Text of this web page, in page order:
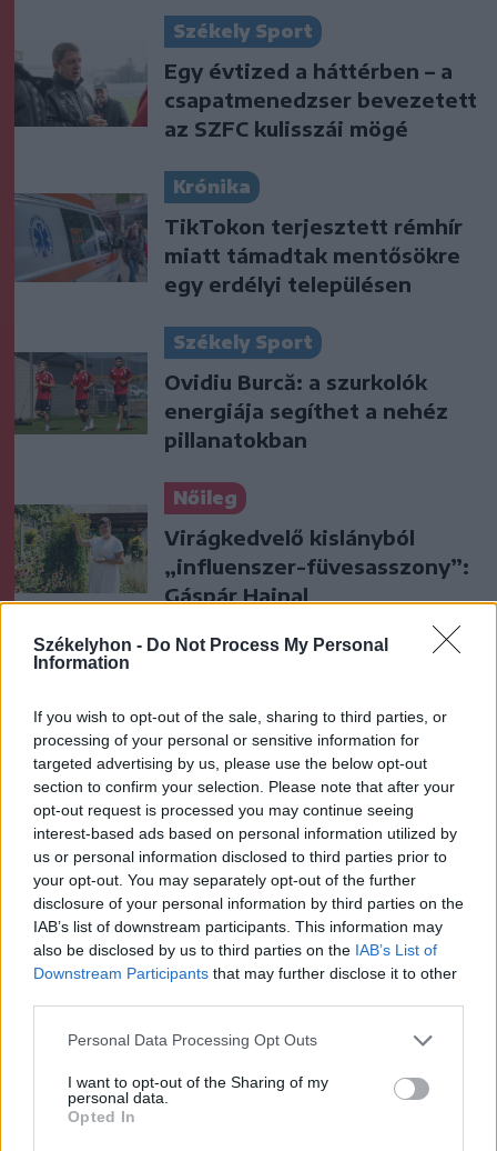
Székelyhon - Do Not Process My Personal
Information
If you wish to opt-out of the sale, sharing to third parties, or
processing of your personal or sensitive information for
targeted advertising by us, please use the below opt-out
section to confirm your selection. Please note that after your
opt-out request is processed you may continue seeing
interest-based ads based on personal information utilized by
us or personal information disclosed to third parties prior to
your opt-out. You may separately opt-out of the further
disclosure of your personal information by third parties on the
IAB’s list of downstream participants. This information may
also be disclosed by us to third parties on the IAB’s List of
Downstream Participants that may further disclose it to other
Personal Data Processing Opt Outs
I want to opt-out of the Sharing of my
personal data.
Opted In
Székely Sport
Egy évtized a háttérben – a
csapatmenedzser bevezetett
az SZFC kulisszái mögé
Krónika
TikTokon terjesztett rémhír
miatt támadtak mentősökre
egy erdélyi településen
Székely Sport
Ovidiu Burcă: a szurkolók
energiája segíthet a nehéz
pillanatokban
Nőileg
Virágkedvelő kislányból
„influenszer-füvesasszony”:
Gáspár Hajnal
A rovat további cikkei